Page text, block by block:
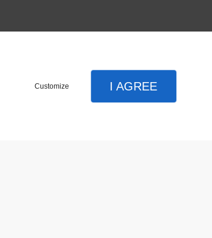
Customize I AGREE